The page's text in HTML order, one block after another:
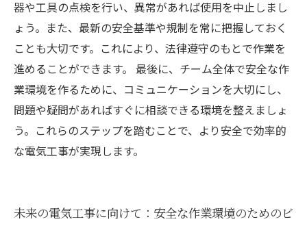
器や工具の点検を行い、異常があれば使用を中止しまし
ょう。また、最新の安全基準や規制を常に把握しておく
ことも大切です。これにより、法律遵守のもとで作業を
進めることができます。 最後に、チーム全体で安全な作
業環境を作るために、コミュニケーションを大切にし、
問題や疑問があればすぐに相談できる環境を整えましょ
う。これらのステップを踏むことで、より安全で効率的
な電気工事が実現します。
未来の電気工事に向けて：安全な作業環境のためのビ